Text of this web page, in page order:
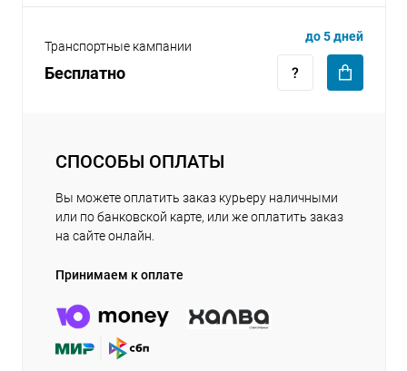
Транспортные кампании
Бесплатно
до 5 дней
СПОСОБЫ ОПЛАТЫ
Вы можете оплатить заказ курьеру наличными
или по банковской карте, или же оплатить заказ
на сайте онлайн.
Принимаем к оплате
раз в 2 недели